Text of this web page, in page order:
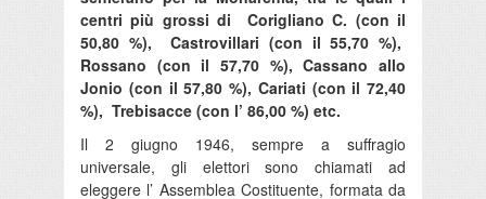
centri più grossi di Corigliano C. (con il
50,80 %), Castrovillari (con il 55,70 %),
Rossano (con il 57,70 %), Cassano allo
Jonio (con il 57,80 %), Cariati (con il 72,40
%), Trebisacce (con l’ 86,00 %) etc.
Il 2 giugno 1946, sempre a suffragio
universale, gli elettori sono chiamati ad
eleggere l’ Assemblea Costituente, formata da